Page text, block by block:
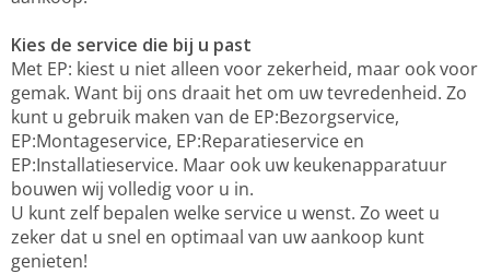
Kies de service die bij u past
Met EP: kiest u niet alleen voor zekerheid, maar ook voor
gemak. Want bij ons draait het om uw tevredenheid. Zo
kunt u gebruik maken van de EP:Bezorgservice,
EP:Montageservice, EP:Reparatieservice en
EP:Installatieservice. Maar ook uw keukenapparatuur
bouwen wij volledig voor u in.
U kunt zelf bepalen welke service u wenst. Zo weet u
zeker dat u snel en optimaal van uw aankoop kunt
genieten!